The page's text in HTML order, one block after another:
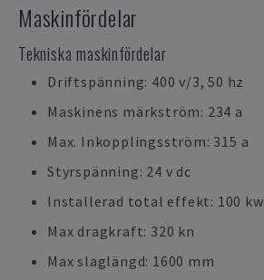
Maskinfördelar
Tekniska maskinfördelar
Driftspänning: 400 v/3, 50 hz
Maskinens märkström: 234 a
Max. Inkopplingsström: 315 a
Styrspänning: 24 v dc
Installerad total effekt: 100 kw
Max dragkraft: 320 kn
Max slaglängd: 1600 mm